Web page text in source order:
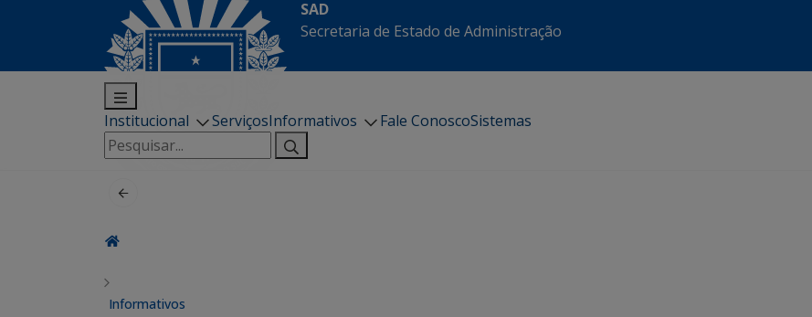
SAD
Secretaria de Estado de Administração
Institucional ServiçosInformativos Fale ConoscoSistemas
Pesquisar
por:
Informativos